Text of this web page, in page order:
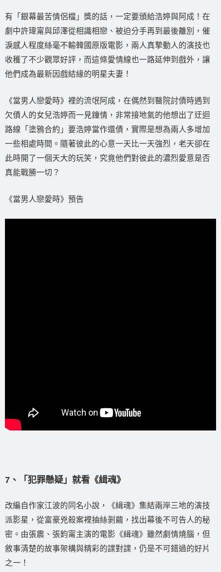
有「銀幕最苦情侶檔」獎的話，一定要頒給浩婷與阿成！在
劇中許瑋甯與邱澤從相識相戀、被迫分手再到最後離別，催
淚感人程度絲毫不輸韓國原版電影，兩人真摯動人的演技也
收穫了不少觀眾好評，而這條愛情線也一路延伸到戲外，讓
他們成為最新因戲結緣的明星夫妻！
《當男人戀愛時》裡的流氓阿成，在偶然到醫院討債時遇到
欠債人的女兒浩婷而一見鐘情，非常接地氣的他想出了迂迴
路線「塗鴉合約」要浩婷當作還債，實際是想為兩人多增加
一些相處時間。隨著彼此的心意一天比一天強烈，老天卻在
此時開了一個天大的玩笑，究竟他們對彼此的濃烈愛意是否
真能戰勝一切？
《當男人戀愛時》預告
7、「犯罪懸疑」就看《緝魂》
改編自作家江波的同名小說，《緝魂》集結兩岸三地的演技
派影星，從富豪兇殺案裡抽絲剝繭，找出幕後不可告人的秘
密。由張震、張鈞甯主演的電影《緝魂》雖然劇情燒腦，但
敘事清楚的故事架構與精彩的諜對諜，仍是不可錯過的好片
之一！